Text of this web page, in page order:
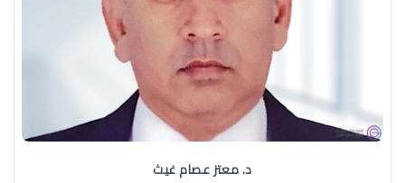
د. معتز عصام غيث